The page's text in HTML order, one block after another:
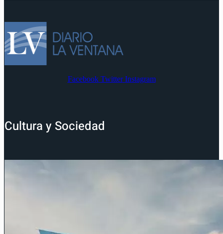
Facebook Twitter Instagram
Cultura y Sociedad